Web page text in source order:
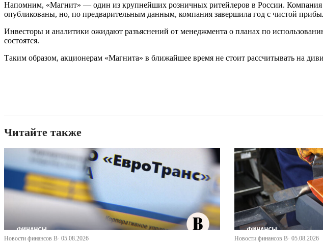
Напомним, «Магнит» — один из крупнейших розничных ритейлеров в России. Компания
опубликованы, но, по предварительным данным, компания завершила год с чистой
Инвесторы и аналитики ожидают разъяснений от менеджмента о планах по
состоятся.
Таким образом, акционерам «Магнита» в ближайшее время не стоит рассчитывать на
Читайте также
Новости финансов В· 05.08.2026 Новости финансов В· 05.08.2026